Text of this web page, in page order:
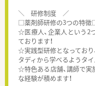
＼ 研修制度 ／
□薬剤師研修の3つの特
☆医療人、企業人という2
ております！
☆実践型研修となっており
タディから学べるようタ
☆特色ある店舗、講師で実
な経験が積めます！